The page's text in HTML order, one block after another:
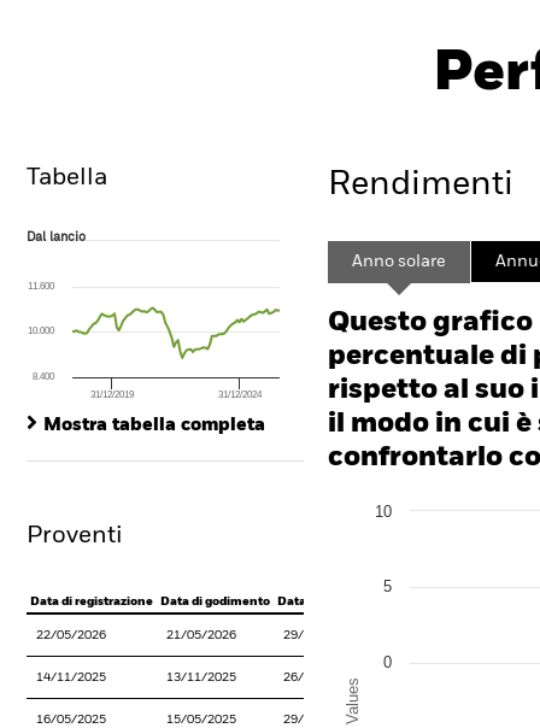
Tabella
Dal lancio
The chart has 1 Y axis displaying values. Range: -16 to 32.
Dal lancio
31/12/2019 31/12/2024
8.400
10.000
11.600
Mostra tabella completa
Proventi
Data di registrazione Data di godimento Data del pagamento
22/05/2026 21/05/2026 29/05/2026
14/11/2025 13/11/2025 26/11/2025
16/05/2025 15/05/2025 29/05/2025
Rendimenti
Anno solare
Questo
percentuale di
rispetto al suo
il modo in cui
confrontarlo
Bar chart with 2 data
Values
0
5
10